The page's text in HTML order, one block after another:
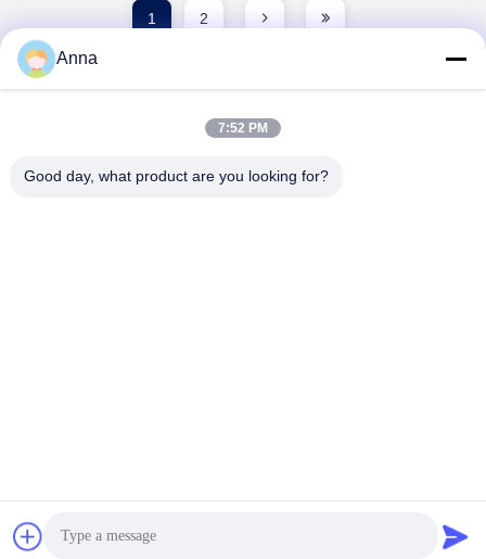
1 2
Copyright © 2016-2026 Guangzhou Xingjin Fire Equipment Co.,Ltd. Todos
Anna
7:52 PM
Good day, what product are you looking for?